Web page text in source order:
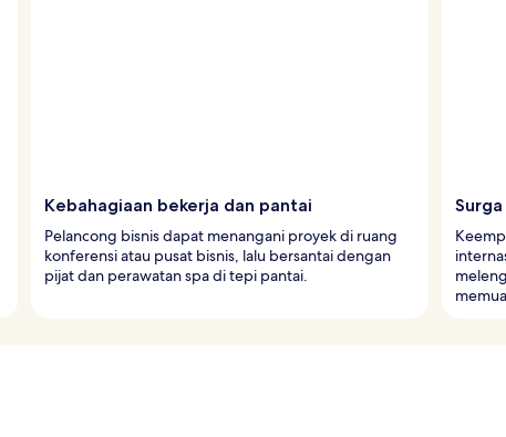
Kebahagiaan bekerja dan pantai
Pelancong bisnis dapat menangani proyek di ruang
konferensi atau pusat bisnis, lalu bersantai dengan
pijat dan perawatan spa di tepi pantai.